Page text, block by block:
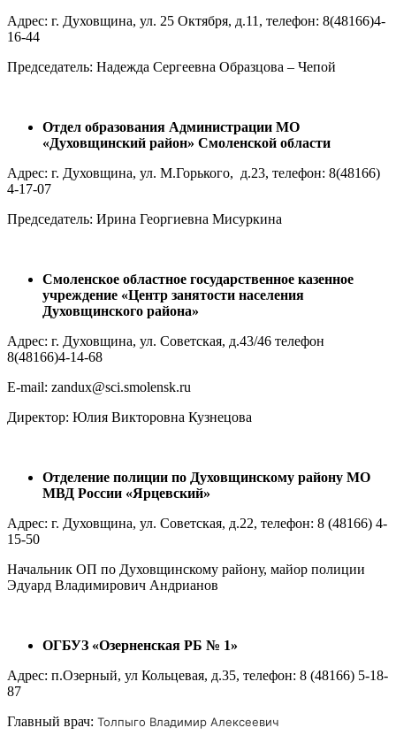
Адрес: г. Духовщина, ул. 25 Октября, д.11, телефон: 8(48166)4-
16-44
Председатель: Надежда Сергеевна Образцова – Чепой
Отдел образования Администрации МО
«Духовщинский район» Смоленской области
Адрес: г. Духовщина, ул. М.Горького, д.23, телефон: 8(48166)
4-17-07
Председатель: Ирина Георгиевна Мисуркина
Смоленское областное государственное казенное
учреждение «Центр занятости населения
Духовщинского района»
Адрес: г. Духовщина, ул. Советская, д.43/46 телефон
8(48166)4-14-68
E-mail: zandux@sci.smolensk.ru
Директор: Юлия Викторовна Кузнецова
Отделение полиции по Духовщинскому району МО
МВД России «Ярцевский»
Адрес: г. Духовщина, ул. Советская, д.22, телефон: 8 (48166) 4-
15-50
Начальник ОП по Духовщинскому району, майор полиции
Эдуард Владимирович Андрианов
ОГБУЗ «Озерненская РБ № 1»
Адрес: п.Озерный, ул Кольцевая, д.35, телефон: 8 (48166) 5-18-
87
Главный врач: Толпыго Владимир Алексеевич